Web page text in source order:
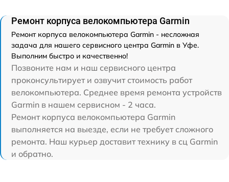
Ремонт корпуса велокомпьютера Garmin
Ремонт корпуса велокомпьютера Garmin - несложная
задача для нашего сервисного центра Garmin в Уфе.
Выполним быстро и качественно!
Позвоните нам и наш сервисного центра
проконсультирует и озвучит стоимость работ
велокомпьютера. Среднее время ремонта устройств
Garmin в нашем сервисном - 2 часа.
Ремонт корпуса велокомпьютера Garmin
выполняется на выезде, если не требует сложного
ремонта. Наш курьер доставит технику в сц Garmin
и обратно.